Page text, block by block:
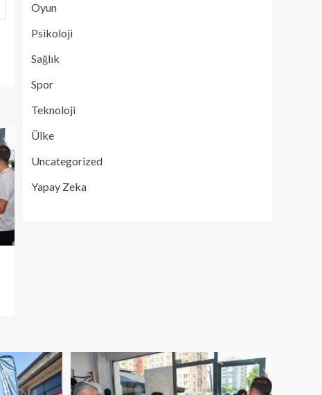
Oyun
Psikoloji
Sağlık
Spor
Teknoloji
Ülke
Uncategorized
Yapay Zeka